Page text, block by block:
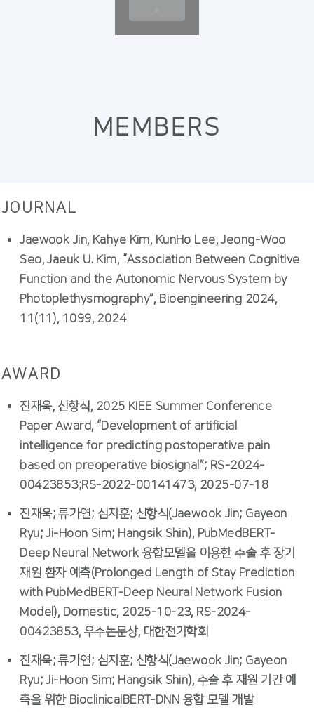
MEMBERS
JOURNAL
Jaewook Jin, Kahye Kim, KunHo Lee, Jeong-Woo
Seo, Jaeuk U. Kim, “Association Between Cognitive
Function and the Autonomic Nervous System by
Photoplethysmography”, Bioengineering 2024,
11(11), 1099, 2024
AWARD
진재욱, 신항식, 2025 KIEE Summer Conference
Paper Award, “Development of artificial
intelligence for predicting postoperative pain
based on preoperative biosignal”; RS-2024-
00423853;RS-2022-00141473, 2025-07-18
진재욱; 류가연; 심지훈; 신항식(Jaewook Jin; Gayeon
Ryu; Ji-Hoon Sim; Hangsik Shin), PubMedBERT-
Deep Neural Network 융합모델을 이용한 수술 후 장기
재원 환자 예측(Prolonged Length of Stay Prediction
with PubMedBERT-Deep Neural Network Fusion
Model), Domestic, 2025-10-23, RS-2024-
00423853, 우수논문상, 대한전기학회
진재욱; 류가연; 심지훈; 신항식(Jaewook Jin; Gayeon
Ryu; Ji-Hoon Sim; Hangsik Shin), 수술 후 재원 기간 예
측을 위한 BioclinicalBERT-DNN 융합 모델 개발